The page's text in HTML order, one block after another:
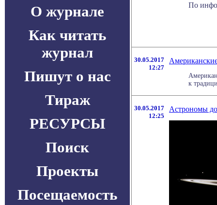
О журнале
Как читать
журнал
Пишут о нас
Тираж
РЕСУРСЫ
Поиск
Проекты
Посещаемость
По
30.05.2017
12:27
к
30.05.2017
12:25
Астрономы